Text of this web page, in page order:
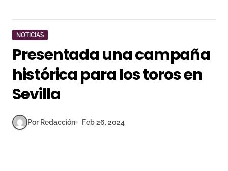
NOTICIAS
Presentada una campaña
histórica para los toros en
Sevilla
Por Redacción Feb 26, 2024